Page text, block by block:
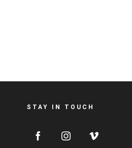
STAY IN TOUCH